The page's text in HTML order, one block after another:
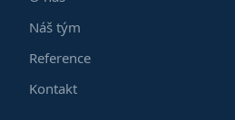
Náš tým
Reference
Kontakt